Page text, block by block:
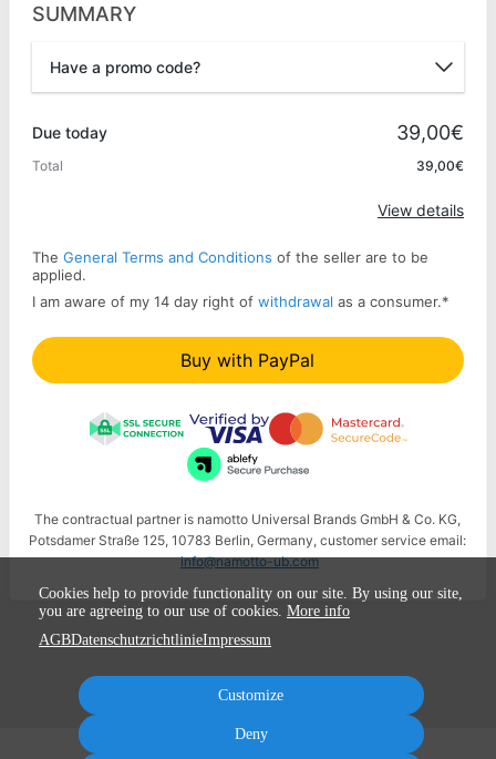
SUMMARY
Have a promo code?
Due today 39,00€
Total 39,00€
View details
The General Terms and Conditions of the seller are to be
applied.
I am aware of my 14 day right of withdrawal as a consumer.*
Buy with PayPal
The contractual partner is namotto Universal Brands GmbH & Co. KG,
Potsdamer Straße 125, 10783 Berlin, Germany, customer service email:
info@namotto-ub.com
Cookies help to provide functionality on our site. By using our site,
you are agreeing to our use of cookies. More info
AGBDatenschutzrichtlinieImpressum
Customize
Deny